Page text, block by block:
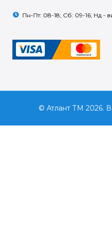
Пн-Пт: 08-18; Сб: 09-16; Нд -
© Атлант ТМ 2026.